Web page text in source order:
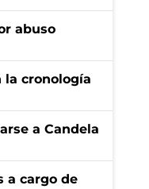
abuso
la cronología
a Candela
a cargo de